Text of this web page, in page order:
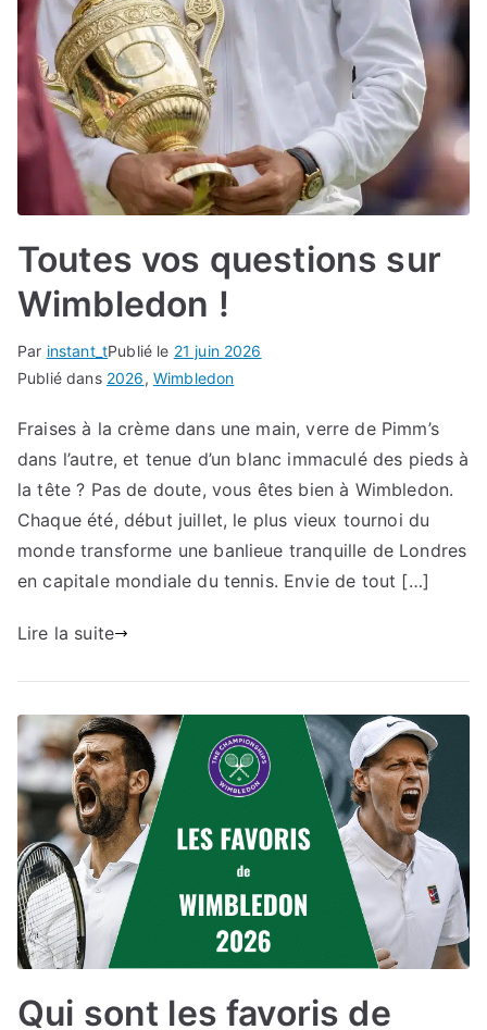
Toutes vos questions sur
Wimbledon !
Par instant_tPublié le 21 juin 2026
Publié dans 2026, Wimbledon
Fraises à la crème dans une main, verre de Pimm’s
dans l’autre, et tenue d’un blanc immaculé des pieds à
la tête ? Pas de doute, vous êtes bien à Wimbledon.
Chaque été, début juillet, le plus vieux tournoi du
monde transforme une banlieue tranquille de Londres
en capitale mondiale du tennis. Envie de tout […]
Lire la suite
Qui sont les favoris de